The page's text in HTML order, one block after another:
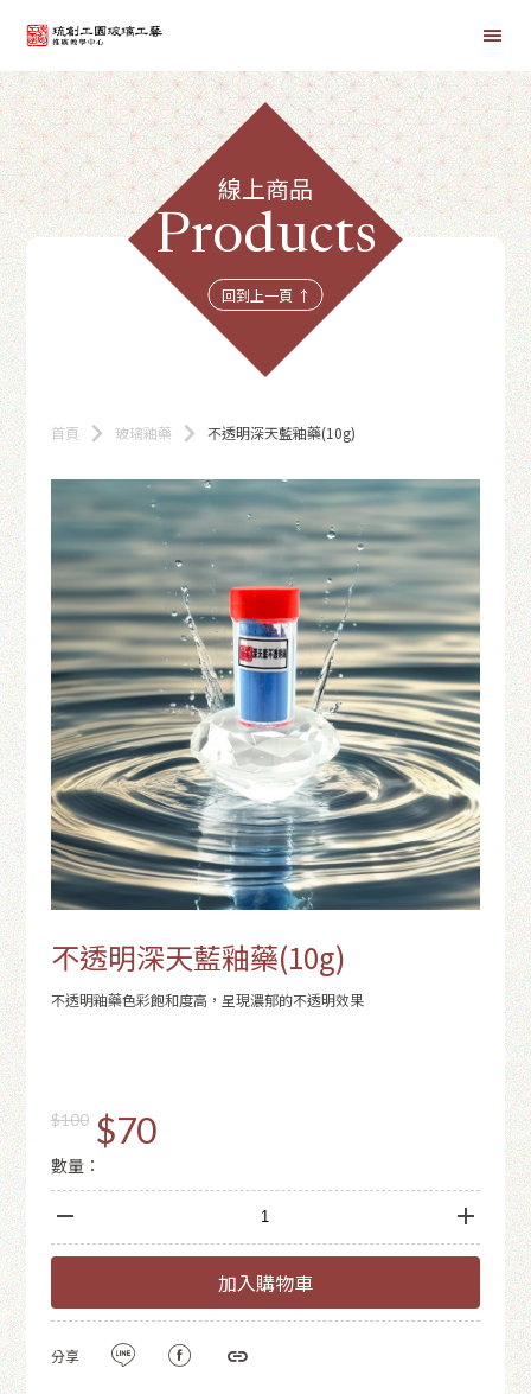
首頁
線上課程
線上商品
Products
回到上一頁 ↑
首頁 玻璃釉藥 不透明深天藍釉藥(10g)
不透明深天藍釉藥(10g)
不透明釉藥色彩飽和度高，呈現濃郁的不透明效果
$100 $70
數量：
加入購物車
分享